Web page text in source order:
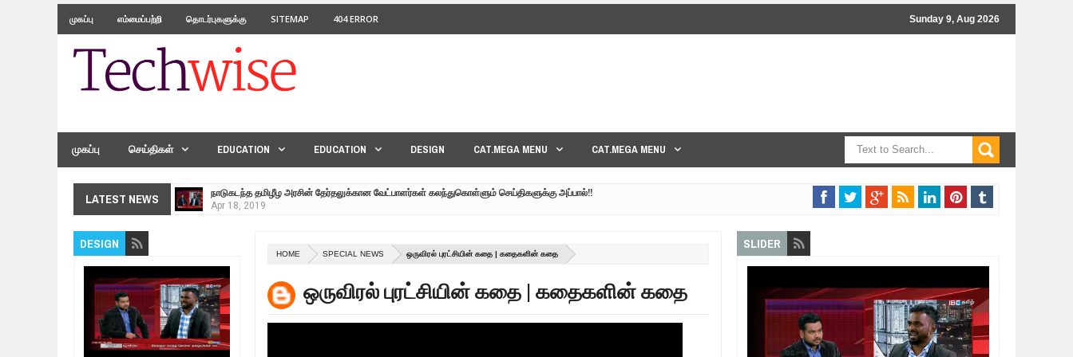
முகப்பு எம்மைப்பற்றி தொடர்புகளுக்கு SITEMAP 404 ERROR Sunday 9, Aug 2026
முகப்பு செய்திகள் EDUCATION EDUCATION DESIGN CAT.MEGA MENU CAT.MEGA MENU
LATEST NEWS
நாடுகடந்த தமிழீழ அரசின் தேர்தலுக்கான வேட்பாளர்கள் கலந்துகொள்ளும் செய்திகளுக்கு அப்பால்!!
Apr 18, 2019
தமிழ் தேசியம் VS திராவிடம் - இயக்குனர் அமீர் | 6TH APRIL AGNI PAARVAI DIRECTOR AMEER
Apr 09, 2019
Mar
ஸ்ரீலங்கா ராணுவத்திடம் கையளிக்கப்பட்ட உறவுகளுக்கு நடந்தது என்ன??| GENEVA LIVE PART-02
Mar 2019
மக்கள் போராட்டம் ஜெனீவாவிலிருந்து நேரலை!! | GENEVA LIVE PART-03 | SRI LANKA
HOME SPECIAL NEWS ஒருவிரல் புரட்சியின் கதை | கதைகளின் கதை
ஒருவிரல் புரட்சியின் கதை | கதைகளின் கதை
DESIGN SLIDER